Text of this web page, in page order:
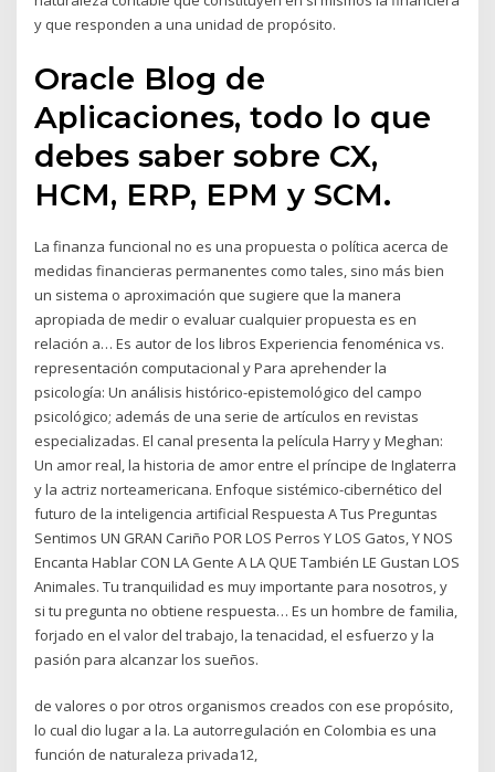
y que responden a una unidad de propósito.
Oracle Blog de
Aplicaciones, todo lo que
debes saber sobre CX,
HCM, ERP, EPM y SCM.
La finanza funcional no es una propuesta o política acerca de
medidas financieras permanentes como tales, sino más bien
un sistema o aproximación que sugiere que la manera
apropiada de medir o evaluar cualquier propuesta es en
relación a… Es autor de los libros Experiencia fenoménica vs.
representación computacional y Para aprehender la
psicología: Un análisis histórico-epistemológico del campo
psicológico; además de una serie de artículos en revistas
especializadas. El canal presenta la película Harry y Meghan:
Un amor real, la historia de amor entre el príncipe de Inglaterra
y la actriz norteamericana. Enfoque sistémico-cibernético del
futuro de la inteligencia artificial Respuesta A Tus Preguntas
Sentimos UN GRAN Cariño POR LOS Perros Y LOS Gatos, Y NOS
Encanta Hablar CON LA Gente A LA QUE También LE Gustan LOS
Animales. Tu tranquilidad es muy importante para nosotros, y
si tu pregunta no obtiene respuesta… Es un hombre de familia,
forjado en el valor del trabajo, la tenacidad, el esfuerzo y la
pasión para alcanzar los sueños.
de valores o por otros organismos creados con ese propósito,
lo cual dio lugar a la. La autorregulación en Colombia es una
función de naturaleza privada12,